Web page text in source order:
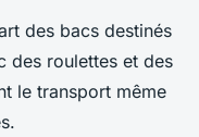
des bacs destinés
des roulettes et des
le transport même